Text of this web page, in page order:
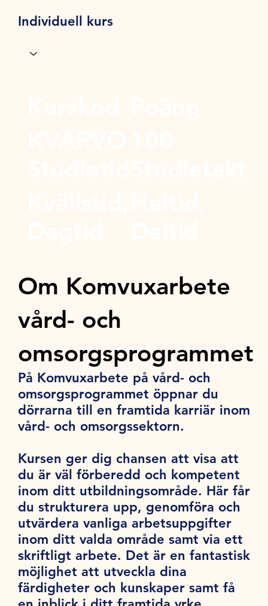
Individuell kurs
Om Komvuxarbete
vård- och
omsorgsprogrammet
På Komvuxarbete på vård- och
omsorgsprogrammet öppnar du
dörrarna till en framtida karriär inom
vård- och omsorgssektorn.
Kursen ger dig chansen att visa att
du är väl förberedd och kompetent
inom ditt utbildningsområde. Här får
du strukturera upp, genomföra och
utvärdera vanliga arbetsuppgifter
inom ditt valda område samt via ett
skriftligt arbete. Det är en fantastisk
möjlighet att utveckla dina
färdigheter och kunskaper samt få